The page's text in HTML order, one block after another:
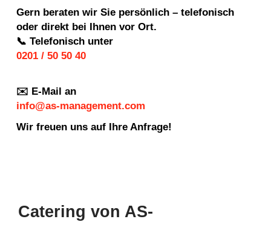
Gern beraten wir Sie persönlich – telefonisch
oder direkt bei Ihnen vor Ort.
📞 Telefonisch unter
0201 / 50 50 40
✉️ E-Mail an
info@as-management.com
Wir freuen uns auf Ihre Anfrage!
Catering von AS-